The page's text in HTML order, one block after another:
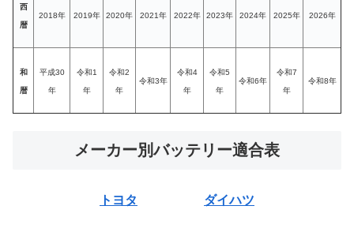
西
暦
2018年 2019年 2020年 2021年 2022年 2023年 2024年 2025年 2026年
和
暦
平成30
年
令和1
年
令和2
年
令和3年
令和4
年
令和5
年
令和6年
令和7
年
令和8年
メーカー別バッテリー適合表
トヨタ ダイハツ